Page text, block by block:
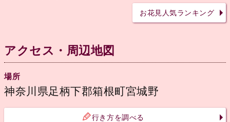
お花見人気ランキング
アクセス・周辺地図
場所
神奈川県足柄下郡箱根町宮城野
行き方を調べる